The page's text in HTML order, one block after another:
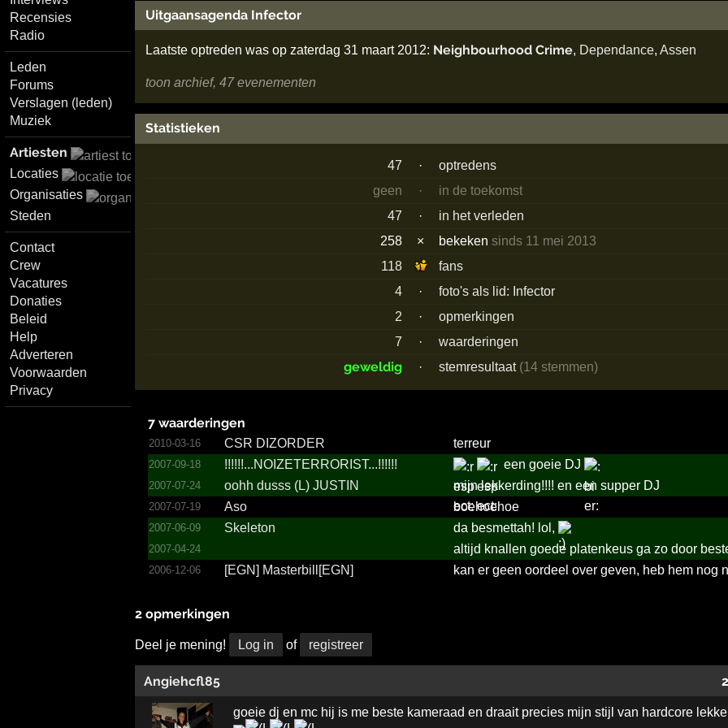
Recensies
Radio
Leden
Forums
Verslagen (leden)
Muziek
Artiesten
Locaties
Organisaties
Steden
Contact
Crew
Vacatures
Donaties
Beleid
Help
Adverteren
Voorwaarden
Privacy
Uitgaansagenda Infector
Laatste optreden was op zaterdag 31 maart 2012: Neighbourhood Crime, Dependance, Assen
toon archief, 47 evenementen
Statistieken
47 ·
optredens
geen
·
in de toekomst
47
·
in het verleden
258
× bekekensinds 11 mei 2013
118
fans
4
·
foto's als lid: Infector
2
·
opmerkingen
7
· waarderingen
geweldig · stemresultaat (14 stemmen)
7 waarderingen
2010-03-16 CSR DIZORDER terreur
2007-09-18 !!!!!!...­NOIZET­ERRORI­ST...!­!!!!!­ een goeie DJ
2007-07-24 oohh dusss (L) JUSTIN mijn lekkerding!!!! en een supper DJ
2007-07-19 Aso boehoehoe
2007-06-09 Skeleton da besmettah! lol,
2007-04-24 altijd knallen goede platenkeus ga zo door
2006-12-06 [EGN] Master­bill[E­GN] kan er geen oordeel over geven, heb hem nog
2 opmerkingen
Deel je mening! Log in of registreer
Angiehcfl85
goeie dj en mc hij is me beste kameraad en draait precies mijn stijl van hardcore